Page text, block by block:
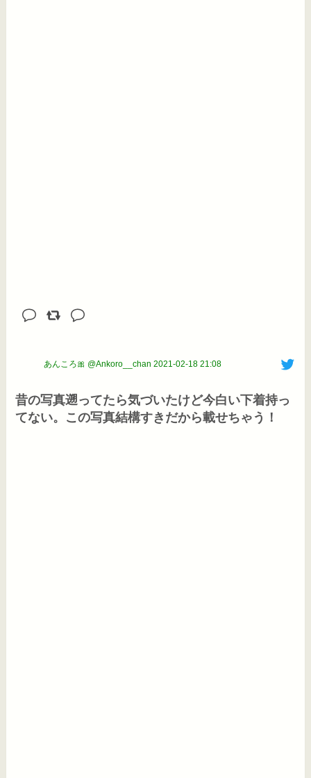
あんころ🎀 @Ankoro__chan 2021-02-18 21:08
昔の写真遡ってたら気づいたけど今白い下着持っ
てない。この写真結構すきだから載せちゃう！